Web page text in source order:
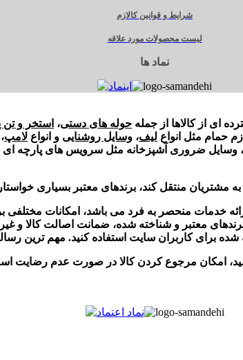
شرایط و قوانین کالازم
لیست محصولات مورد علاقه
نماد ها
حوله های دستی، استخر و
حمام مثل انواع لیف، وسایل روشنایی و انواع لامپ
وسایل ضروری آشپزخانه مثل سرویس های پارچه ای
عمده فروشگاه اینترنتی کالازم رضایت 100% مشتری با ارائه خدمات منحصر
معتبر و شناخته شده، ضمانت اصالت کالا و غیره